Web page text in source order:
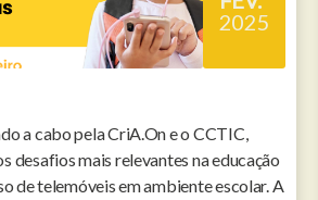
2025
a cabo pela CriA.On e o CCTIC,
desafios mais relevantes na educação
de telemóveis em ambiente escolar. A